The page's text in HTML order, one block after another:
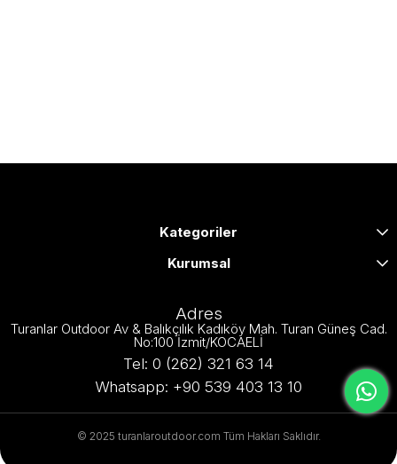
Kategoriler
Kurumsal
Adres
Turanlar Outdoor Av & Balıkçılık Kadıköy Mah. Turan Güneş Cad.
No:100 İzmit/KOCAELİ
Tel: 0 (262) 321 63 14
Whatsapp: +90 539 403 13 10
© 2025 turanlaroutdoor.com Tüm Hakları Saklıdır.